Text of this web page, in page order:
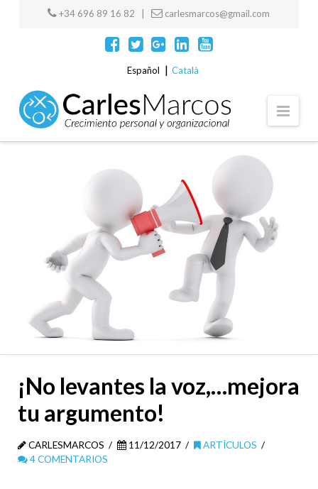
+34 696 89 16 82 | carlesmarcos@gmail.com
Español Català
¡No levantes la voz,…mejora
tu argumento!
CARLESMARCOS 11/12/2017
ARTÍCULOS
4 COMENTARIOS